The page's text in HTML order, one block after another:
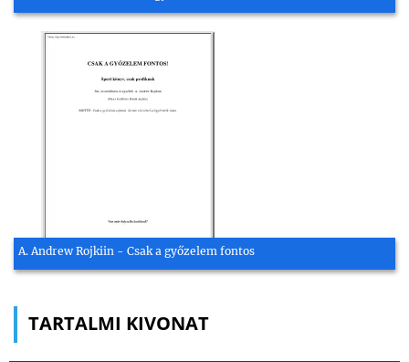
A. Andrew Rojkiin - Csak a győzelem fontos
TARTALMI KIVONAT